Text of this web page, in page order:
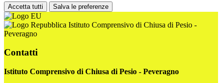
Accetta tutti Salva le preferenze
Istituto Comprensivo di Chiusa di Pesio -
Peveragno
Contatti
Istituto Comprensivo di Chiusa di Pesio - Peveragno